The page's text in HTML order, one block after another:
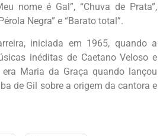
nome é Gal”, “Chuva de Prata”,
Negra” e “Barato total”.
iniciada em 1965, quando a
inéditas de Caetano Veloso e
Maria da Graça quando lançou
de Gil sobre a origem da cantora e